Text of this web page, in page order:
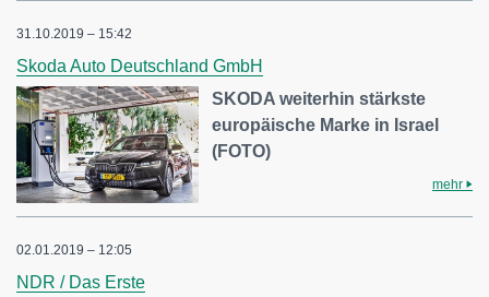
31.10.2019 – 15:42
Skoda Auto Deutschland GmbH
SKODA weiterhin stärkste
europäische Marke in Israel
(FOTO)
mehr
02.01.2019 – 12:05
NDR / Das Erste